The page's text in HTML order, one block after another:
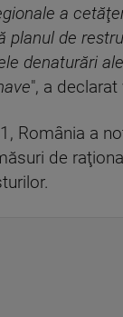
a
planul de
denaturări
", a
România a
de